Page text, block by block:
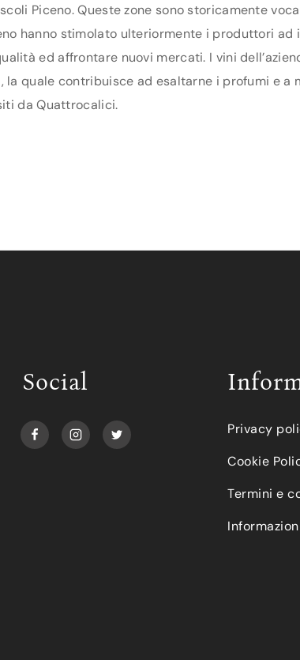
Piceno. Queste zone sono storicamente
hanno stimolato ulteriormente i produttori
ed affrontare nuovi mercati. I vini
la quale contribuisce ad esaltarne i profumi e
da Quattrocalici.
Social
Privacy
Cookie
Termini e